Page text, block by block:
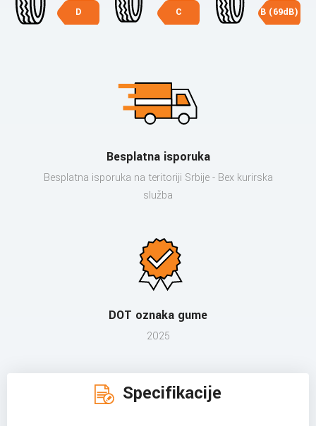
D C B (69dB)
Besplatna isporuka
Besplatna isporuka na teritoriji Srbije - Bex kurirska
služba
DOT oznaka gume
2025
Specifikacije